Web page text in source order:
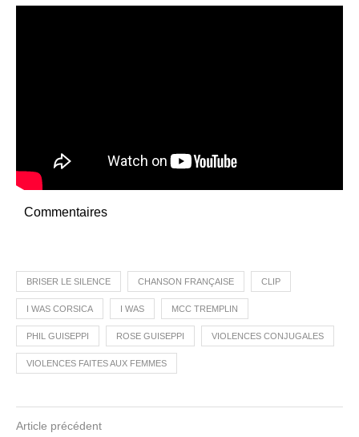
Commentaires
BRISER LE SILENCE CHANSON FRANÇAISE CLIP
I WAS CORSICA I WAS MCC TREMPLIN
PHIL GUISEPPI ROSE GUISEPPI VIOLENCES CONJUGALES
VIOLENCES FAITES AUX FEMMES
Article précédent